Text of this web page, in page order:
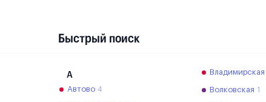
Быстрый поиск
А
Автово 4
Владимирская
Волковская 1